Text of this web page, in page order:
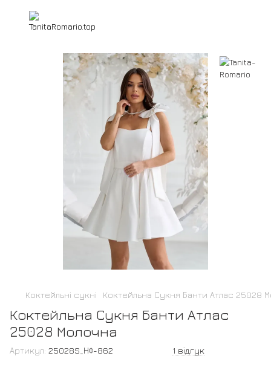
Коктейльні сукні Коктейльна Сукня Банти Атлас 25028
Коктейльна Сукня Банти Атлас
25028 Молочна
Артикул: 25028S_НФ-862 1 відгук